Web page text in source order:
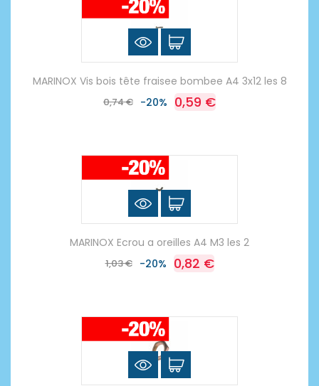
MARINOX Vis bois tête fraisee bombee A4 3x12 les 8
0,74 € -20% 0,59 €
MARINOX Ecrou a oreilles A4 M3 les 2
1,03 € -20% 0,82 €